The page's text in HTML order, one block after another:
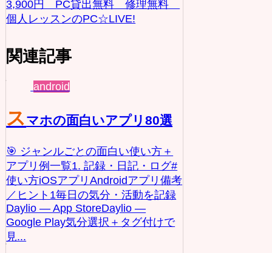
3,900円 PC貸出無料 修理無料
個人レッスンのPC☆LIVE!
関連記事
android
スマホの面白いアプリ80選
🎯 ジャンルごとの面白い使い方＋
アプリ例一覧1. 記録・日記・ログ#
使い方iOSアプリAndroidアプリ備考
／ヒント1毎日の気分・活動を記録
Daylio — App StoreDaylio —
Google Play気分選択＋タグ付けで
見...